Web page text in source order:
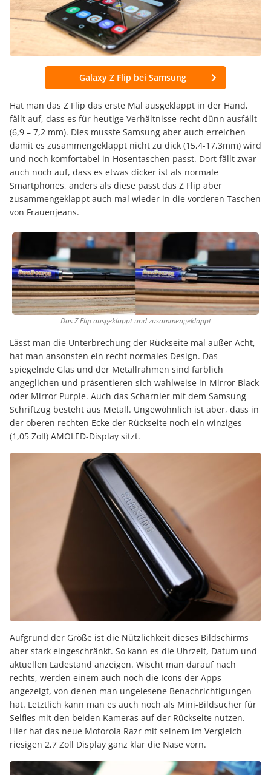
Galaxy Z Flip bei Samsung
Hat man das Z Flip das erste Mal ausgeklappt in der Hand,
fällt auf, dass es für heutige Verhältnisse recht dünn ausfällt
(6,9 – 7,2 mm). Dies musste Samsung aber auch erreichen
damit es zusammengeklappt nicht zu dick (15,4-17,3mm) wird
und noch komfortabel in Hosentaschen passt. Dort fällt zwar
auch noch auf, dass es etwas dicker ist als normale
Smartphones, anders als diese passt das Z Flip aber
zusammengeklappt auch mal wieder in die vorderen Taschen
von Frauenjeans.
Das Z Flip ausgeklappt und zusammengeklappt
Lässt man die Unterbrechung der Rückseite mal außer Acht,
hat man ansonsten ein recht normales Design. Das
spiegelnde Glas und der Metallrahmen sind farblich
angeglichen und präsentieren sich wahlweise in Mirror Black
oder Mirror Purple. Auch das Scharnier mit dem Samsung
Schriftzug besteht aus Metall. Ungewöhnlich ist aber, dass in
der oberen rechten Ecke der Rückseite noch ein winziges
(1,05 Zoll) AMOLED-Display sitzt.
Aufgrund der Größe ist die Nützlichkeit dieses Bildschirms
aber stark eingeschränkt. So kann es die Uhrzeit, Datum und
aktuellen Ladestand anzeigen. Wischt man darauf nach
rechts, werden einem auch noch die Icons der Apps
angezeigt, von denen man ungelesene Benachrichtigungen
hat. Letztlich kann man es auch noch als Mini-Bildsucher für
Selfies mit den beiden Kameras auf der Rückseite nutzen.
Hier hat das neue Motorola Razr mit seinem im Vergleich
riesigen 2,7 Zoll Display ganz klar die Nase vorn.